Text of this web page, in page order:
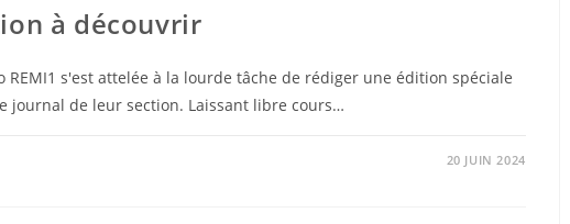
à découvrir
REMI1 s'est attelée à la lourde tâche de rédiger une édition spéciale
journal de leur section. Laissant libre cours…
20 JUIN 2024